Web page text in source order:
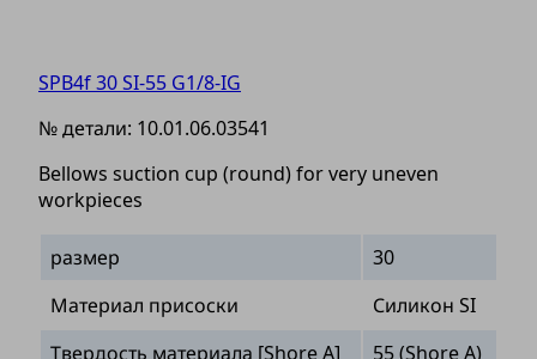
SPB4f 30 SI-55 G1/8-IG
№ детали: 10.01.06.03541
Bellows suction cup (round) for very uneven
workpieces
размер
30
Материал присоски
Силикон SI
Твердость материала [Shore A]
55 (Shore A)